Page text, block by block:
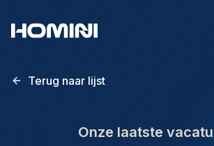
Terug naar lijst
Onze laatste